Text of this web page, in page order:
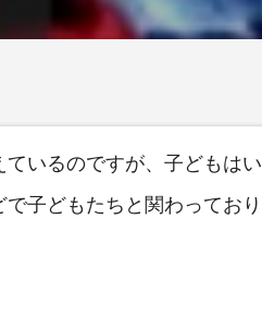
いるのですが、子どもは
子どもたちと関わってお